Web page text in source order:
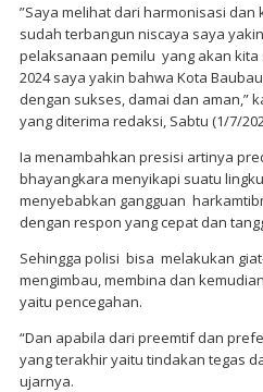
”Saya melihat dari harmonisasi
sudah terbangun niscaya saya
pelaksanaan pemilu yang akan
2024 saya yakin bahwa Kota
dengan sukses, damai dan aman,”
yang diterima redaksi, Sabtu (1/7/
Ia menambahkan presisi artinya
bhayangkara menyikapi suatu
menyebabkan gangguan
dengan respon yang cepat dan
Sehingga polisi bisa melakukan
mengimbau, membina dan
yaitu pencegahan.
“Dan apabila dari preemtif dan
yang terakhir yaitu tindakan tegas
ujarnya.